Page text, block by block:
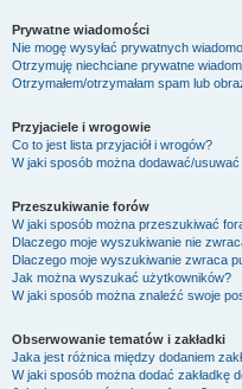
Prywatne wiadomości
Nie mogę wysyłać prywatnych
Otrzymuję niechciane prywatne
Otrzymałem/otrzymałam spam lub
Przyjaciele i wrogowie
Co to jest lista przyjaciół i wrogów?
W jaki sposób można dodawać/
Przeszukiwanie forów
W jaki sposób można przeszukiwać
Dlaczego moje wyszukiwanie nie
Dlaczego moje wyszukiwanie zwraca
Jak można wyszukać użytkowników?
W jaki sposób można znaleźć swoje
Obserwowanie tematów i zakładki
Jaka jest różnica między dodaniem
W jaki sposób można dodać zakładkę